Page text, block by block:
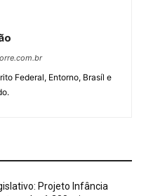
Federal, Entorno, Brasíl e
Projeto Infância